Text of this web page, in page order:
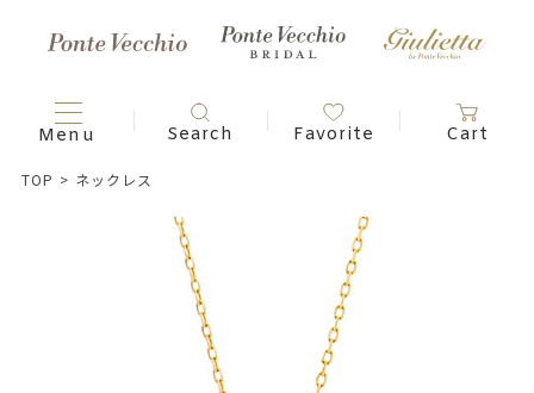
TOP > ネックレス